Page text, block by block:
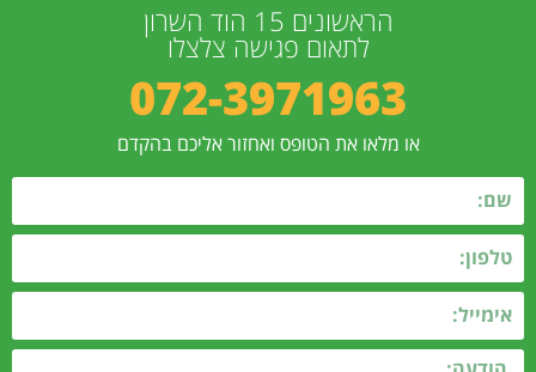
הראשונים 15 הוד השרון
לתאום פגישה צלצלו
072-3971963
או מלאו את הטופס ואחזור אליכם בהקדם